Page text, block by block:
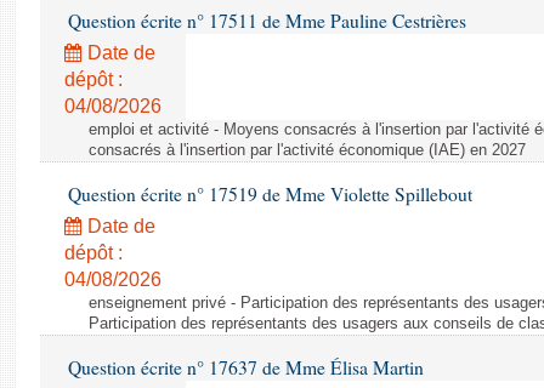
Question écrite n° 17511 de Mme Pauline Cestrières
Date de
dépôt :
04/08/2026
emploi et activité - Moyens consacrés à l'insertion par l'activité
consacrés à l'insertion par l'activité économique (IAE) en 2027
Question écrite n° 17519 de Mme Violette Spillebout
Date de
dépôt :
04/08/2026
enseignement privé - Participation des représentants des
Participation des représentants des usagers aux conseils de
Question écrite n° 17637 de Mme Élisa Martin